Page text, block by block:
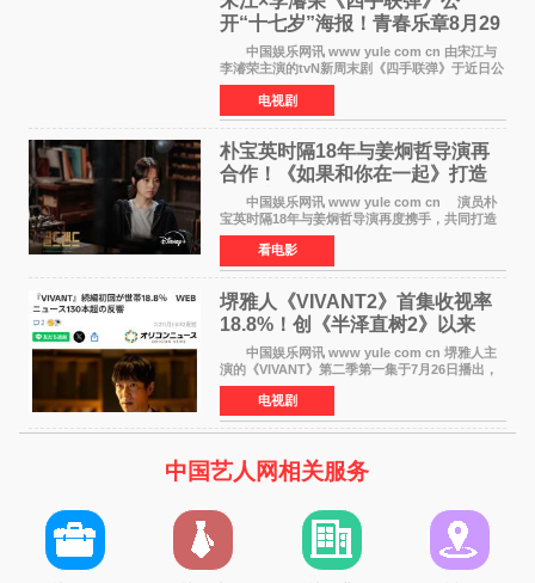
开“十七岁”海报！青春乐章8月29
日奏响
中国娱乐网讯 www yule com cn 由宋江与
李濬荣主演的tvN新周末剧《四手联弹》于近日公
开十七岁版海报，以充满青春气息的画面再度点
燃观众期待。 海报中，宋江与李濬荣并肩站
在音乐教室的
电视剧
朴宝英时隔18年与姜炯哲导演再
合作！《如果和你在一起》打造
奇幻浪漫喜剧
中国娱乐网讯 www yule com cn 演员朴
宝英时隔18年与姜炯哲导演再度携手，共同打造
备受期待的浪漫喜剧新作《如果和你在一起》
（暂定名）。据OSEN报道，朴宝英将出演该片
女主角，自2008年《
看电影
堺雅人《VIVANT2》首集收视率
18.8%！创《半泽直树2》以来
TBS周日剧场最高开局
中国娱乐网讯 www yule com cn 堺雅人主
演的《VIVANT》第二季第一集于7月26日播出，
首集收视率高达18 8%，成为自2020年《半泽直
树2》首集22%以来，TBS周日剧场最高开播收视
纪录。 考虑到
电视剧
中国艺人网相关服务